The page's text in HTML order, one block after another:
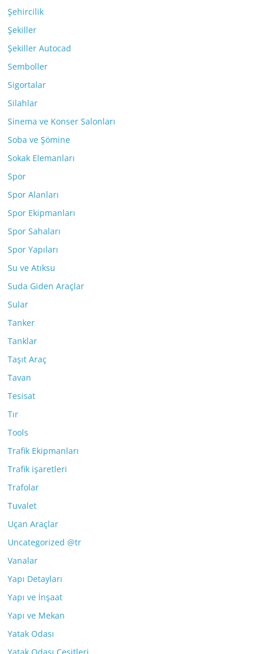
Şehircilik
Şekiller
Şekiller Autocad
Semboller
Sigortalar
Silahlar
Sinema ve Konser Salonları
Soba ve Şömine
Sokak Elemanları
Spor
Spor Alanları
Spor Ekipmanları
Spor Sahaları
Spor Yapıları
Su ve Atıksu
Suda Giden Araçlar
Sular
Tanker
Tanklar
Taşıt Araç
Tavan
Tesisat
Tır
Tools
Trafik Ekipmanları
Trafik işaretleri
Trafolar
Tuvalet
Uçan Araçlar
Uncategorized @tr
Vanalar
Yapı Detayları
Yapı ve İnşaat
Yapı ve Mekan
Yatak Odası